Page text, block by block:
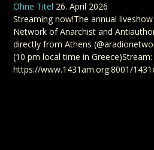
Ohne Titel 26. April 2026
Streaming now!The annual
Network of Anarchist and
directly from Athens
(10 pm local time in Greece)Stream:
https://www.1431am.org:8001/